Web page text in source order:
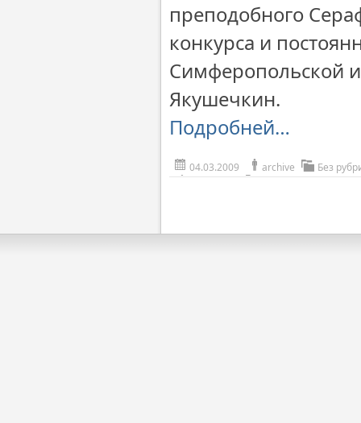
преподобного
конкурса и
Симферопольской
Якушечкин.
Подробней…
04.03.2009 archive Без